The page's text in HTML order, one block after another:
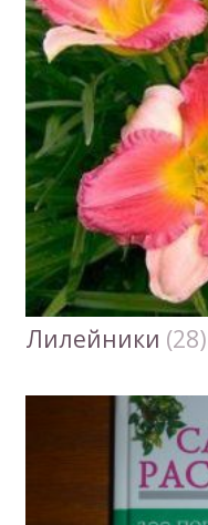
Лилейники (28)